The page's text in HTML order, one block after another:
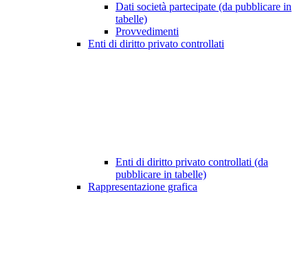
Dati società partecipate (da pubblicare in
tabelle)
Provvedimenti
Enti di diritto privato controllati
Enti di diritto privato controllati (da
pubblicare in tabelle)
Rappresentazione grafica